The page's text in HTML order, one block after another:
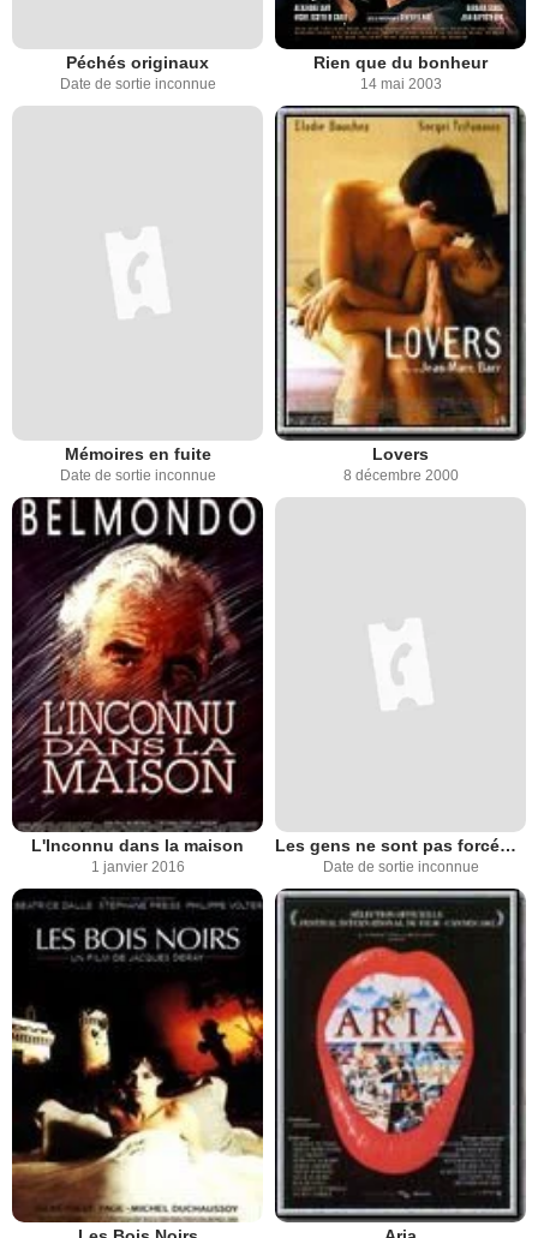
Péchés originaux
Date de sortie inconnue
Rien que du bonheur
14 mai 2003
Mémoires en fuite
Date de sortie inconnue
Lovers
8 décembre 2000
L'Inconnu dans la maison
1 janvier 2016
Les gens ne sont pas forcément ignobles
Date de sortie inconnue